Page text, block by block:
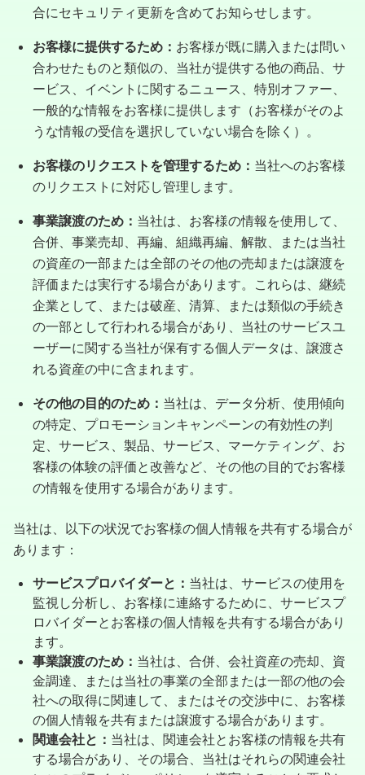
合にセキュリティ更新を含めてお知らせします。
お客様に提供するため： お客様が既に購入または問い
合わせたものと類似の、当社が提供する他の商品、サ
ービス、イベントに関するニュース、特別オファー、
一般的な情報をお客様に提供します（お客様がそのよ
うな情報の受信を選択していない場合を除く）。
お客様のリクエストを管理するため： 当社へのお客様
のリクエストに対応し管理します。
事業譲渡のため： 当社は、お客様の情報を使用して、
合併、事業売却、再編、組織再編、解散、または当社
の資産の一部または全部のその他の売却または譲渡を
評価または実行する場合があります。これらは、継続
企業として、または破産、清算、または類似の手続き
の一部として行われる場合があり、当社のサービスユ
ーザーに関する当社が保有する個人データは、譲渡さ
れる資産の中に含まれます。
その他の目的のため： 当社は、データ分析、使用傾向
の特定、プロモーションキャンペーンの有効性の判
定、サービス、製品、サービス、マーケティング、お
客様の体験の評価と改善など、その他の目的でお客様
の情報を使用する場合があります。
当社は、以下の状況でお客様の個人情報を共有する場合が
あります：
サービスプロバイダーと： 当社は、サービスの使用を
監視し分析し、お客様に連絡するために、サービスプ
ロバイダーとお客様の個人情報を共有する場合があり
ます。
事業譲渡のため： 当社は、合併、会社資産の売却、資
金調達、または当社の事業の全部または一部の他の会
社への取得に関連して、またはその交渉中に、お客様
の個人情報を共有または譲渡する場合があります。
関連会社と： 当社は、関連会社とお客様の情報を共有
する場合があり、その場合、当社はそれらの関連会社